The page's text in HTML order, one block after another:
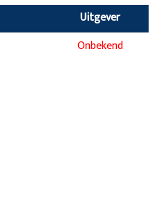
Uitgever
Onbekend